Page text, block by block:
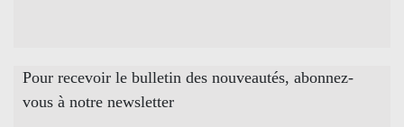
Pour recevoir le bulletin des nouveautés, abonnez-
vous à notre newsletter